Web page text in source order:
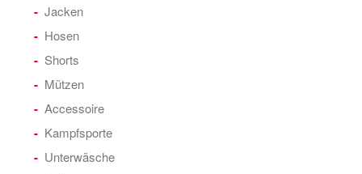
Jacken
Hosen
Shorts
Mützen
Accessoire
Kampfsporte
Unterwäsche